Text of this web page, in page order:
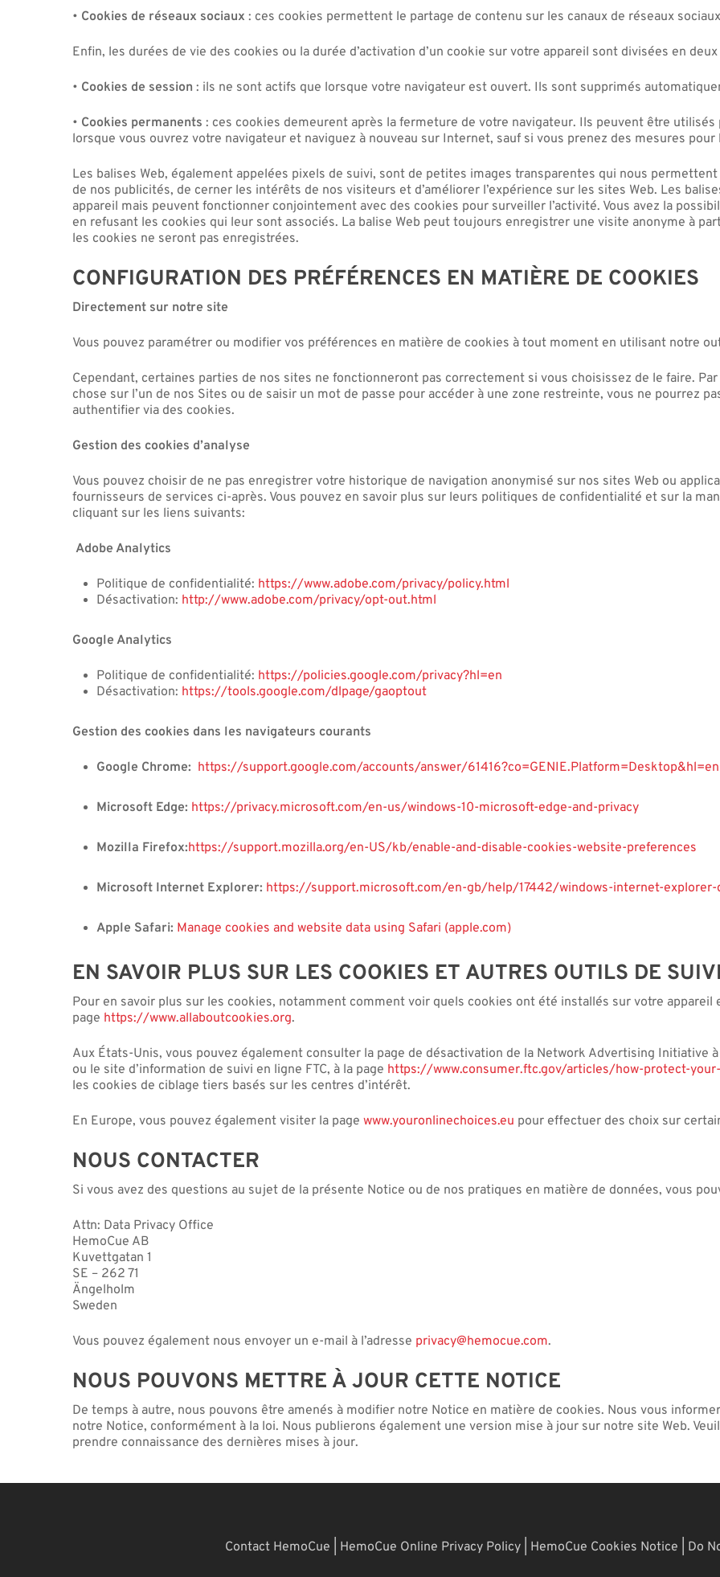
• Cookies de réseaux sociaux : ces cookies permettent le partage de contenu sur les canaux de réseaux
Enfin, les durées de vie des cookies ou la durée d’activation d’un cookie sur votre appareil sont divisées en
• Cookies de session : ils ne sont actifs que lorsque votre navigateur est ouvert. Ils sont supprimés
• Cookies permanents : ces cookies demeurent après la fermeture de votre navigateur. Ils peuvent être
lorsque vous ouvrez votre navigateur et naviguez à nouveau sur Internet, sauf si vous prenez des mesures pour
Les balises Web, également appelées pixels de suivi, sont de petites images transparentes qui nous
de nos publicités, de cerner les intérêts de nos visiteurs et d’améliorer l’expérience sur les sites Web. Les
appareil mais peuvent fonctionner conjointement avec des cookies pour surveiller l’activité. Vous avez la
en refusant les cookies qui leur sont associés. La balise Web peut toujours enregistrer une visite anonyme à
les cookies ne seront pas enregistrées.
CONFIGURATION DES PRÉFÉRENCES EN MATIÈRE DE COOKIES
Directement sur notre site
Vous pouvez paramétrer ou modifier vos préférences en matière de cookies à tout moment en utilisant notre
Cependant, certaines parties de nos sites ne fonctionneront pas correctement si vous choisissez de le faire.
chose sur l’un de nos Sites ou de saisir un mot de passe pour accéder à une zone restreinte, vous ne pourrez
authentifier via des cookies.
Gestion des cookies d’analyse
Vous pouvez choisir de ne pas enregistrer votre historique de navigation anonymisé sur nos sites Web ou
fournisseurs de services ci-après. Vous pouvez en savoir plus sur leurs politiques de confidentialité et sur la
cliquant sur les liens suivants:
Adobe Analytics
Politique de confidentialité: https://www.adobe.com/privacy/policy.html
Désactivation: http://www.adobe.com/privacy/opt-out.html
Google Analytics
Politique de confidentialité: https://policies.google.com/privacy?hl=en
Désactivation: https://tools.google.com/dlpage/gaoptout
Gestion des cookies dans les navigateurs courants
Google Chrome: https://support.google.com/accounts/answer/61416?co=GENIE.Platform=Desktop&hl=en
Microsoft Edge: https://privacy.microsoft.com/en-us/windows-10-microsoft-edge-and-privacy
Mozilla Firefox:https://support.mozilla.org/en-US/kb/enable-and-disable-cookies-website-preferences
Microsoft Internet Explorer: https://support.microsoft.com/en-gb/help/17442/windows-internet-explorer-
Apple Safari: Manage cookies and website data using Safari (apple.com)
EN SAVOIR PLUS SUR LES COOKIES ET AUTRES OUTILS DE SUIVI
Pour en savoir plus sur les cookies, notamment comment voir quels cookies ont été installés sur votre
page https://www.allaboutcookies.org.
Aux États-Unis, vous pouvez également consulter la page de désactivation de la Network Advertising Initiative à
ou le site d’information de suivi en ligne FTC, à la page https://www.consumer.ftc.gov/articles/how-protect-
les cookies de ciblage tiers basés sur les centres d’intérêt.
En Europe, vous pouvez également visiter la pagewww.youronlinechoices.eu pour effectuer des choix sur
NOUS CONTACTER
Si vous avez des questions au sujet de la présente Notice ou de nos pratiques en matière de données, vous
Attn: Data Privacy Office
HemoCue AB
Kuvettgatan 1
SE – 262 71
Ängelholm
Sweden
Vous pouvez également nous envoyer un e-mail à l’adresse privacy@hemocue.com.
NOUS POUVONS METTRE À JOUR CETTE NOTICE
De temps à autre, nous pouvons être amenés à modifier notre Notice en matière de cookies. Nous vous
notre Notice, conformément à la loi. Nous publierons également une version mise à jour sur notre site Web.
prendre connaissance des dernières mises à jour.
Contact HemoCue HemoCue Online Privacy Policy HemoCue Cookies Notice Do